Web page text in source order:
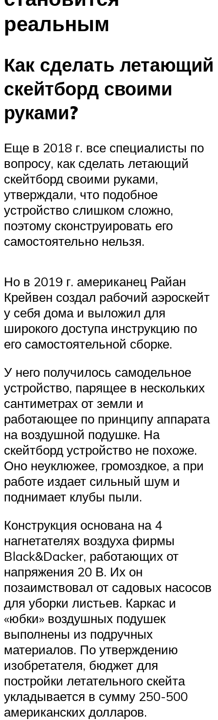
реальным
Как сделать летающий
скейтборд своими
руками?
Еще в 2018 г. все специалисты по
вопросу, как сделать летающий
скейтборд своими руками,
утверждали, что подобное
устройство слишком сложно,
поэтому сконструировать его
самостоятельно нельзя.
Но в 2019 г. американец Райан
Крейвен создал рабочий аэроскейт
у себя дома и выложил для
широкого доступа инструкцию по
его самостоятельной сборке.
У него получилось самодельное
устройство, парящее в нескольких
сантиметрах от земли и
работающее по принципу аппарата
на воздушной подушке. На
скейтборд устройство не похоже.
Оно неуклюжее, громоздкое, а при
работе издает сильный шум и
поднимает клубы пыли.
Конструкция основана на 4
нагнетателях воздуха фирмы
Black&Dacker, работающих от
напряжения 20 В. Их он
позаимствовал от садовых насосов
для уборки листьев. Каркас и
«юбки» воздушных подушек
выполнены из подручных
материалов. По утверждению
изобретателя, бюджет для
постройки летательного скейта
укладывается в сумму 250-500
американских долларов.